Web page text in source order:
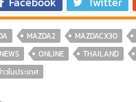
MAZDA2 MAZDACX30
NEWS ONLINE THAILAND
วในประเทศ